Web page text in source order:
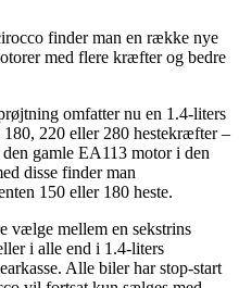
finder man en række nye
med flere kræfter og bedre
omfatter nu en 1.4-liters
220 eller 280 hestekræfter –
gamle EA113 motor i den
disse finder man
150 eller 180 heste.
vælge mellem en sekstrins
i alle end i 1.4-liters
Alle biler har stop-start